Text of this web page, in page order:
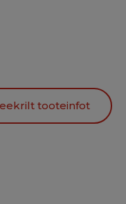
tooteinfot